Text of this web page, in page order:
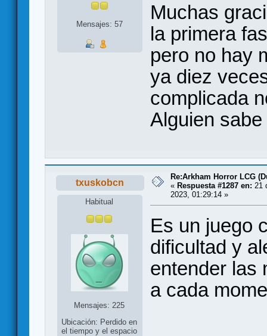
Mensajes: 57
Muchas
la primera
pero no hay
ya diez
complicada
Alguien
txuskobcn
Habitual
Mensajes: 225
Ubicación: Perdido en
el tiempo y el espacio
Re:Arkham Horror LCG
« Respuesta #1287 en: 21
2023, 01:29:14 »
Es un juego
dificultad y
entender las
a cada